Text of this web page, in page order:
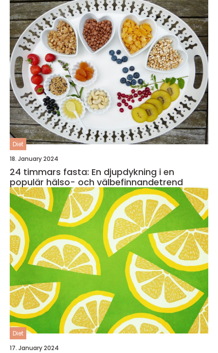
Diet
18. January 2024
24 timmars fasta: En djupdykning i en
populär hälso- och välbefinnandetrend
Diet
17. January 2024